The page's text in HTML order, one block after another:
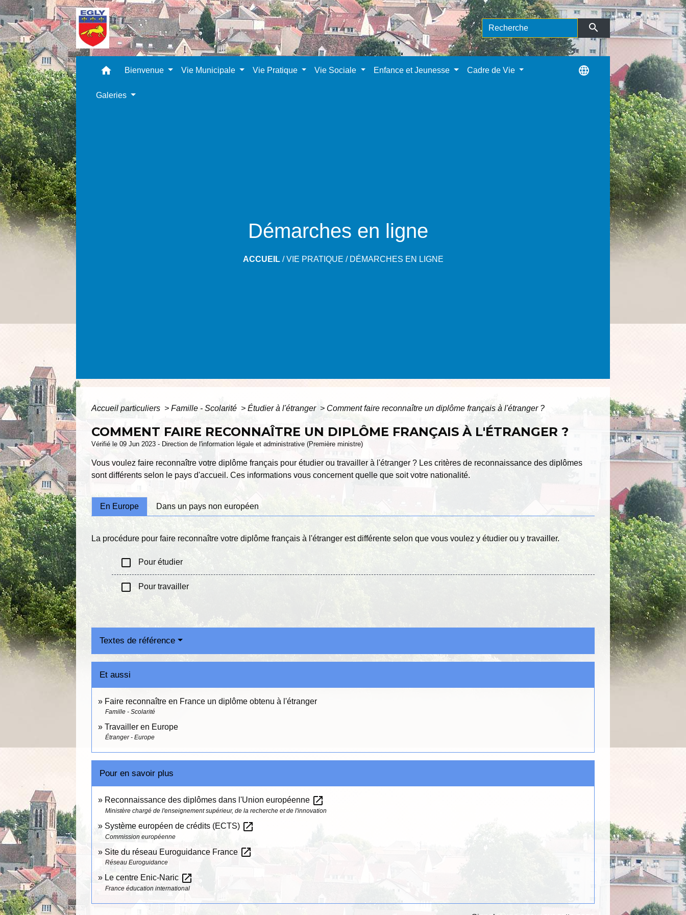
search
home Bienvenue Vie Municipale Vie Pratique Vie Sociale Enfance et Jeunesse Cadre de Vie
Galeries
language
Démarches en ligne
ACCUEIL/VIE PRATIQUE / DÉMARCHES EN LIGNE
Accueil particuliers > Famille - Scolarité > Étudier à l'étranger > Comment faire reconnaître un diplôme français à l'étranger ?
COMMENT FAIRE RECONNAÎTRE UN DIPLÔME FRANÇAIS À L'ÉTRANGER ?
Vérifié le 09 Jun 2023 - Direction de l'information légale et administrative (Première ministre)
Vous voulez faire reconnaître votre diplôme français pour étudier ou travailler à l'étranger ? Les critères de reconnaissance des diplômes
sont différents selon le pays d'accueil. Ces informations vous concernent quelle que soit votre nationalité.
En Europe Dans un pays non européen
La procédure pour faire reconnaître votre diplôme français à l'étranger est différente selon que vous voulez y étudier ou y travailler.
check_box_outline_blank Pour étudier
check_box_outline_blank Pour travailler
Textes de référence
Et aussi
Faire reconnaître en France un diplôme obtenu à l'étranger
Famille - Scolarité
Travailler en Europe
Étranger - Europe
Pour en savoir plus
Reconnaissance des diplômes dans l'Union européenne open_in_new
Ministère chargé de l'enseignement supérieur, de la recherche et de l'innovation
Système européen de crédits (ECTS) open_in_new
Commission européenne
Site du réseau Euroguidance France open_in_new
Réseau Euroguidance
Le centre Enic-Naric open_in_new
France éducation international